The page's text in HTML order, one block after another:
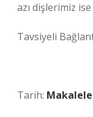
azı dişlerimiz
Tavsiyeli
Tarih: